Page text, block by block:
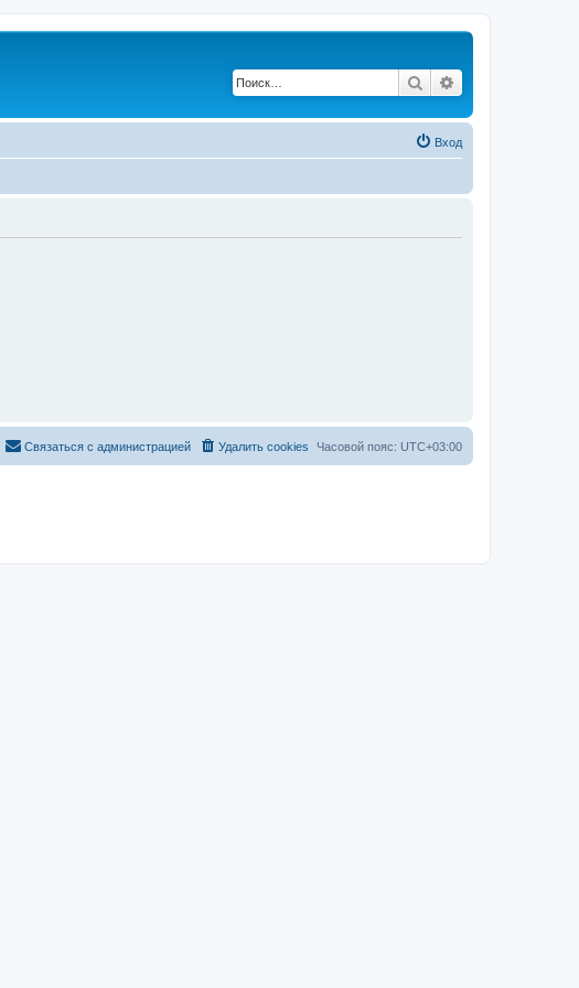
Поиск
Вход
Часовой пояс: UTC+03:00
Удалить cookies
Связаться с администрацией